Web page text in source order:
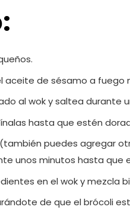
aceite de sésamo a fuego
al wok y saltea durante
hasta que estén
puedes agregar
unos minutos hasta que
en el wok y mezcla
de que el brócoli